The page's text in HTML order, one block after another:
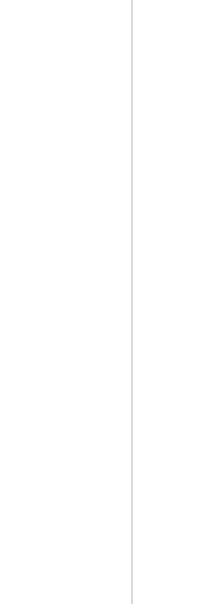
7fffffffffffffff/
7fffffffffffffff/
source/
source/